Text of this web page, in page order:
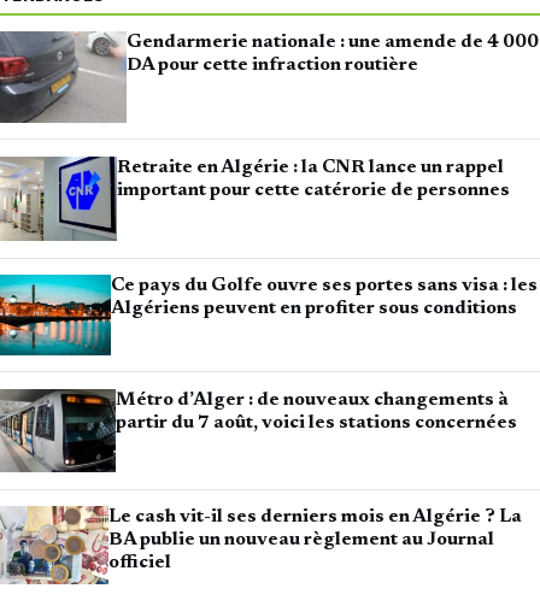
Gendarmerie nationale : une amende de 4 000
DA pour cette infraction routière
Retraite en Algérie : la CNR lance un rappel
important pour cette catérorie de personnes
Ce pays du Golfe ouvre ses portes sans visa : les
Algériens peuvent en profiter sous conditions
Métro d’Alger : de nouveaux changements à
partir du 7 août, voici les stations concernées
Le cash vit-il ses derniers mois en Algérie ? La
BA publie un nouveau règlement au Journal
officiel